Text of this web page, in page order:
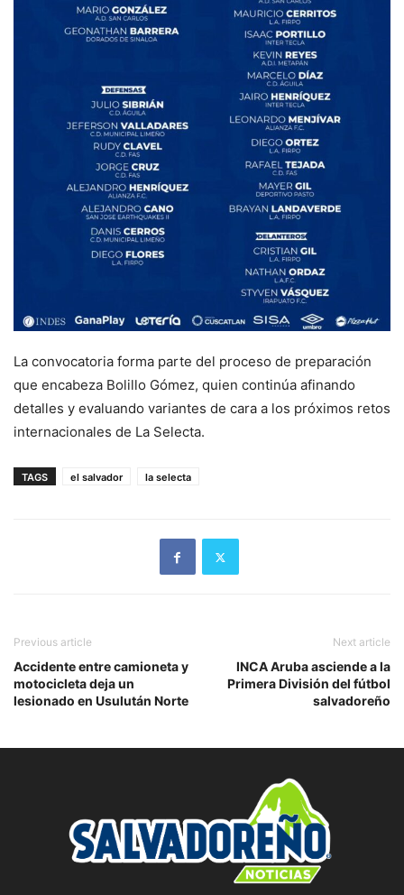
La convocatoria forma parte del proceso de preparación
que encabeza Bolillo Gómez, quien continúa afinando
detalles y evaluando variantes de cara a los próximos retos
internacionales de La Selecta.
TAGS el salvador la selecta
Previous article
Accidente entre camioneta y
motocicleta deja un
lesionado en Usulután Norte
Next article
INCA Aruba asciende a la
Primera División del fútbol
salvadoreño